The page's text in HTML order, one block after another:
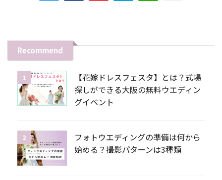
Recommend
1
【花嫁ドレスフェスタ】とは？式場
探しができる大阪の無料ウエディン
グイベント
2
フォトウエディングの準備は何から
始める？撮影パターンは3種類